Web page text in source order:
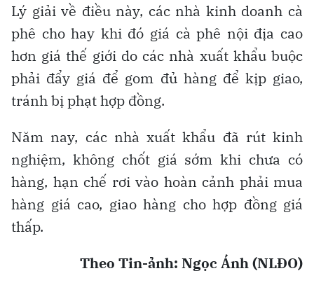
Lý giải về điều này, các nhà kinh doanh cà
phê cho hay khi đó giá cà phê nội địa cao
hơn giá thế giới do các nhà xuất khẩu buộc
phải đẩy giá để gom đủ hàng để kịp giao,
tránh bị phạt hợp đồng.
Năm nay, các nhà xuất khẩu đã rút kinh
nghiệm, không chốt giá sớm khi chưa có
hàng, hạn chế rơi vào hoàn cảnh phải mua
hàng giá cao, giao hàng cho hợp đồng giá
thấp.
Theo Tin-ảnh: Ngọc Ánh (NLĐO)